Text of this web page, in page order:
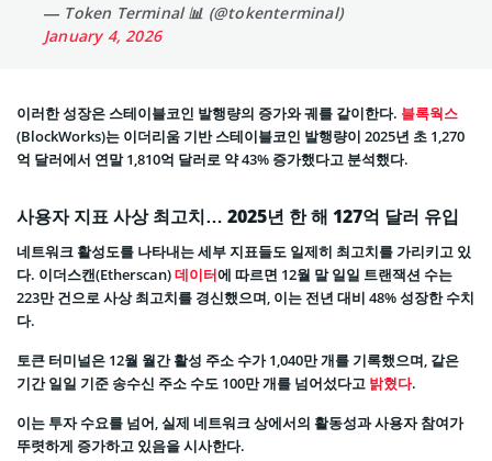
— Token Terminal 📊 (@tokenterminal)
January 4, 2026
이러한 성장은 스테이블코인 발행량의 증가와 궤를 같이한다. 블록웍스
(BlockWorks)는 이더리움 기반 스테이블코인 발행량이 2025년 초 1,270
억 달러에서 연말 1,810억 달러로 약 43% 증가했다고 분석했다.
사용자 지표 사상 최고치… 2025년 한 해 127억 달러 유입
네트워크 활성도를 나타내는 세부 지표들도 일제히 최고치를 가리키고 있
다. 이더스캔(Etherscan)데이터에 따르면 12월 말 일일 트랜잭션 수는
223만 건으로 사상 최고치를 경신했으며, 이는 전년 대비 48% 성장한 수치
다.
토큰 터미널은 12월 월간 활성 주소 수가 1,040만 개를 기록했으며, 같은
기간 일일 기준 송수신 주소 수도 100만 개를 넘어섰다고 밝혔다.
이는 투자 수요를 넘어, 실제 네트워크 상에서의 활동성과 사용자 참여가
뚜렷하게 증가하고 있음을 시사한다.